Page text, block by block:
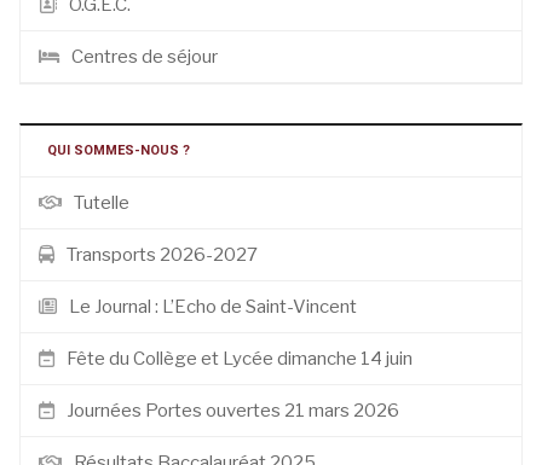
O.G.E.C.
Centres de séjour
QUI SOMMES-NOUS ?
Tutelle
Transports 2026-2027
Le Journal : L’Echo de Saint-Vincent
Fête du Collège et Lycée dimanche 14 juin
Journées Portes ouvertes 21 mars 2026